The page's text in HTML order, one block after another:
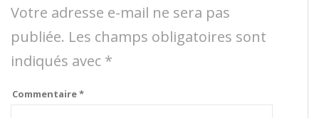
Votre adresse e-mail ne sera pas
publiée. Les champs obligatoires sont
indiqués avec *
Commentaire*